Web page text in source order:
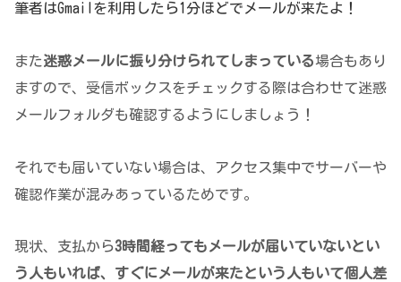
筆者はGmailを利用したら1分ほどでメールが来たよ！
また迷惑メールに振り分けられてしまっている場合もあり
ますので、受信ボックスをチェックする際は合わせて迷惑
メールフォルダも確認するようにしましょう！
それでも届いていない場合は、アクセス集中でサーバーや
確認作業が混みあっているためです。
現状、支払から3時間経ってもメールが届いていないとい
う人もいれば、すぐにメールが来たという人もいて個人差